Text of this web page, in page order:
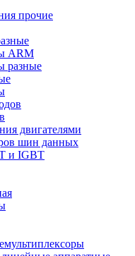
прочие
ARM
разные
двигателями
шин данных
и IGBT